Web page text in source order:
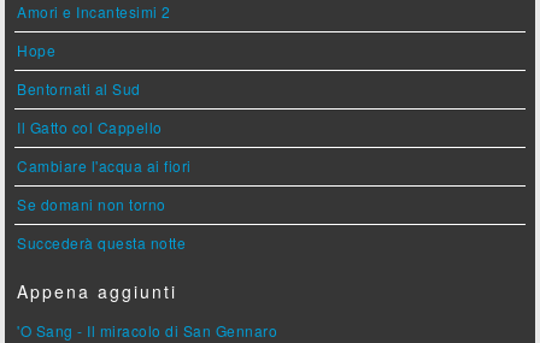
Amori e Incantesimi 2
Hope
Bentornati al Sud
Il Gatto col Cappello
Cambiare l'acqua ai fiori
Se domani non torno
Succederà questa notte
Appena aggiunti
'O Sang - Il miracolo di San Gennaro